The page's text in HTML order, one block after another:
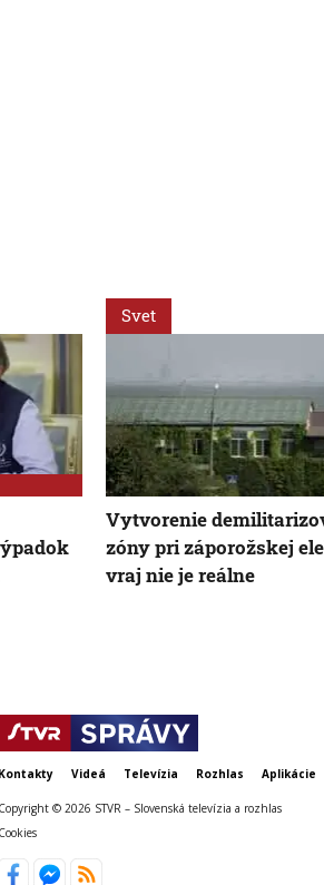
Svet
Vytvorenie
zóny pri záporožskej
vraj nie je reálne
Kontakty Videá Televízia Rozhlas Aplikácie
Copyright © 2026 STVR – Slovenská televízia a rozhlas
Cookies